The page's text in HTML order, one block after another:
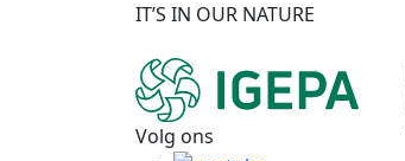
IT’S IN OUR NATURE
Volg ons